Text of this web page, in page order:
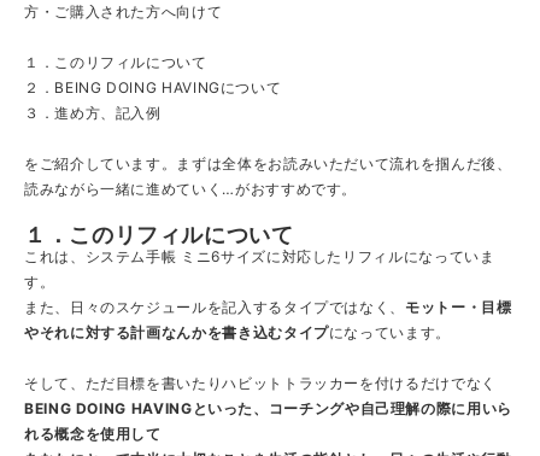
方・ご購入された方へ向けて
１．このリフィルについて
２．BEING DOING HAVINGについて
３．進め方、記入例
をご紹介しています。まずは全体をお読みいただいて流れを掴んだ後、
読みながら一緒に進めていく…がおすすめです。
１．このリフィルについて
これは、システム手帳 ミニ6サイズに対応したリフィルになっていま
す。
また、日々のスケジュールを記入するタイプではなく、 モットー・目標
やそれに対する計画なんかを書き込むタイプになっています。
そして、ただ目標を書いたりハビットトラッカーを付けるだけでなく
BEING DOING HAVINGといった、コーチングや自己理解の際に用いら
れる概念を使用して